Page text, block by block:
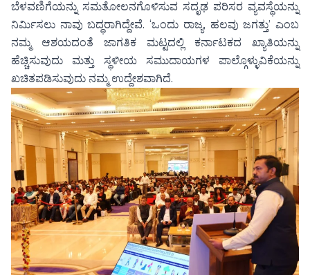
ಬೆಳವಣಿಗೆಯನ್ನು ಸಮತೋಲನಗೊಳಿಸುವ ಸದೃಢ ಪರಿಸರ ವ್ಯವಸ್ಥೆಯನ್ನು
ನಿರ್ಮಿಸಲು ನಾವು ಬದ್ಧರಾಗಿದ್ದೇವೆ. ‘ಒಂದು ರಾಜ್ಯ, ಹಲವು ಜಗತ್ತು’ ಎಂಬ
ನಮ್ಮ ಆಶಯದಂತೆ ಜಾಗತಿಕ ಮಟ್ಟದಲ್ಲಿ ಕರ್ನಾಟಕದ ಖ್ಯಾತಿಯನ್ನು
ಹೆಚ್ಚಿಸುವುದು ಮತ್ತು ಸ್ಥಳೀಯ ಸಮುದಾಯಗಳ ಪಾಲ್ಗೊಳ್ಳುವಿಕೆಯನ್ನು
ಖಚಿತಪಡಿಸುವುದು ನಮ್ಮ ಉದ್ದೇಶವಾಗಿದೆ.